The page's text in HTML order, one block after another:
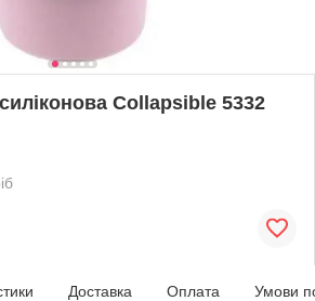
Collapsible 5332
Доставка Оплата Умови